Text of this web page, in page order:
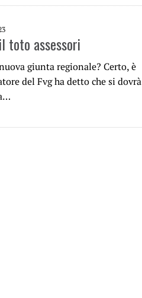
toto assessori
giunta regionale? Certo, è
del Fvg ha detto che si dovrà